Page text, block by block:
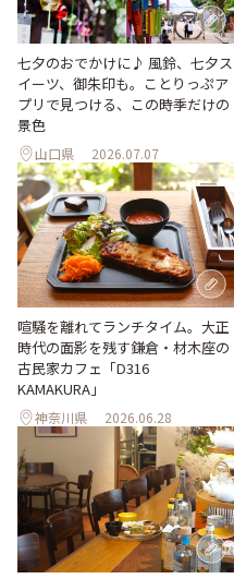
七夕のおでかけに♪ 風鈴、七夕ス
イーツ、御朱印も。ことりっぷア
プリで見つける、この時季だけの
景色
山口県 2026.07.07
喧騒を離れてランチタイム。大正
時代の面影を残す鎌倉・材木座の
古民家カフェ「D316
KAMAKURA」
神奈川県 2026.06.28